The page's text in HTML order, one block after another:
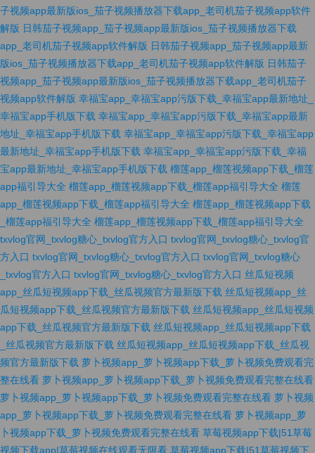
子视频app最新版ios_茄子视频播放器下载app_老司机茄子视频app软件
解版 日韩茄子视频app_茄子视频app最新版ios_茄子视频播放器下载
app_老司机茄子视频app软件解版 日韩茄子视频app_茄子视频app最新
版ios_茄子视频播放器下载app_老司机茄子视频app软件解版 日韩茄子
视频app_茄子视频app最新版ios_茄子视频播放器下载app_老司机茄子
视频app软件解版 幸福宝app_幸福宝app污版下载_幸福宝app最新地址_
幸福宝app手机版下载 幸福宝app_幸福宝app污版下载_幸福宝app最新
地址_幸福宝app手机版下载 幸福宝app_幸福宝app污版下载_幸福宝app
最新地址_幸福宝app手机版下载 幸福宝app_幸福宝app污版下载_幸福
宝app最新地址_幸福宝app手机版下载 榴莲app_榴莲视频app下载_榴莲
app福引导大全 榴莲app_榴莲视频app下载_榴莲app福引导大全 榴莲
app_榴莲视频app下载_榴莲app福引导大全 榴莲app_榴莲视频app下载
_榴莲app福引导大全 榴莲app_榴莲视频app下载_榴莲app福引导大全
txvlog官网_txvlog糖心_txvlog官方入口 txvlog官网_txvlog糖心_txvlog官
方入口 txvlog官网_txvlog糖心_txvlog官方入口 txvlog官网_txvlog糖心
_txvlog官方入口 txvlog官网_txvlog糖心_txvlog官方入口 丝瓜短视频
app_丝瓜短视频app下载_丝瓜视频官方最新版下载 丝瓜短视频app_丝
瓜短视频app下载_丝瓜视频官方最新版下载 丝瓜短视频app_丝瓜短视频
app下载_丝瓜视频官方最新版下载 丝瓜短视频app_丝瓜短视频app下载
_丝瓜视频官方最新版下载 丝瓜短视频app_丝瓜短视频app下载_丝瓜视
频官方最新版下载 萝卜视频app_萝卜视频app下载_萝卜视频免费观看完
整在线看 萝卜视频app_萝卜视频app下载_萝卜视频免费观看完整在线看
萝卜视频app_萝卜视频app下载_萝卜视频免费观看完整在线看 萝卜视频
app_萝卜视频app下载_萝卜视频免费观看完整在线看 萝卜视频app_萝
卜视频app下载_萝卜视频免费观看完整在线看 草莓视频app下载|51草莓
视频下载app|草莓视频在线观看无限看 草莓视频app下载|51草莓视频下